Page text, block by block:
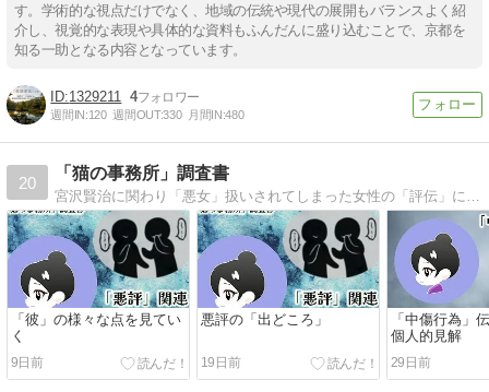
す。学術的な視点だけでなく、地域の伝統や現代の展開もバランスよく紹
介し、視覚的な表現や具体的な資料もふんだんに盛り込むことで、京都を
知る一助となる内容となっています。
1329211 4
週間IN:120 週間OUT:330 月間IN:480
20
「猫の事務所」調査書
「彼」の様々な点を見てい
く
9日前
悪評の「出どころ」
19日前
「中傷行為」
個人的見解
29日前